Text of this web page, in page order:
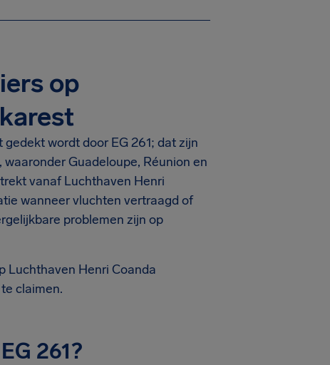
op
wordt door EG 261; dat zijn
Guadeloupe, Réunion en
vanaf Luchthaven Henri
wanneer vluchten vertraagd of
problemen zijn op
Luchthaven Henri Coanda
claimen.
261?